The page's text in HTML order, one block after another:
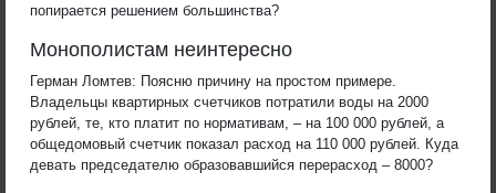
попирается решением большинства?
Монополистам неинтересно
Герман Ломтев: Поясню причину на простом примере.
Владельцы квартирных счетчиков потратили воды на 2000
рублей, те, кто платит по нормативам, – на 100 000 рублей, а
общедомовый счетчик показал расход на 110 000 рублей. Куда
девать председателю образовавшийся перерасход – 8000?